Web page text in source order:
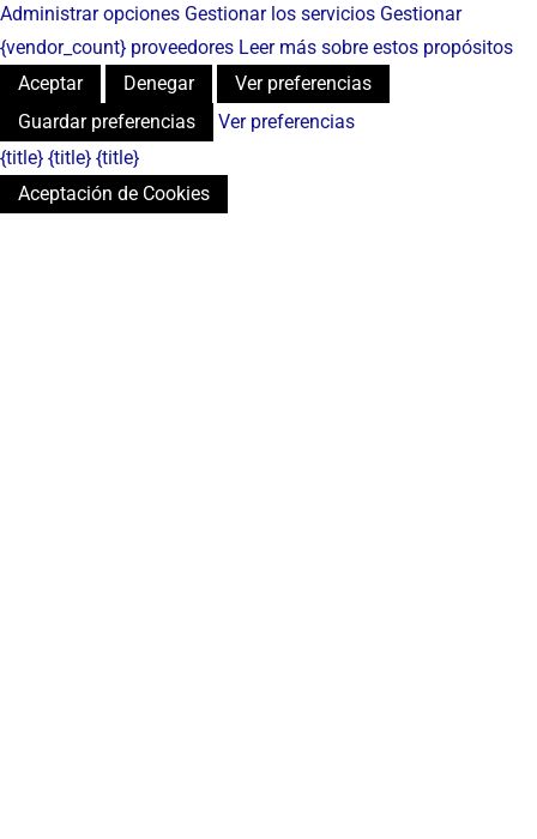
Administrar opciones Gestionar los servicios Gestionar
{vendor_count} proveedores Leer más sobre estos propósitos
Aceptar
Denegar
Ver preferencias
Guardar preferencias
Ver preferencias
{title} {title} {title}
Aceptación de Cookies